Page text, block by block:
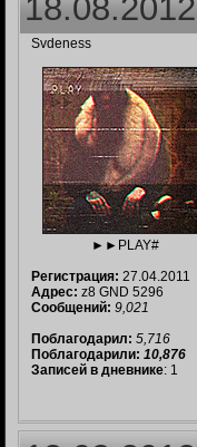
Svdeness
►►PLAY#
Регистрация: 27.04.2011
Адрес: z8 GND 5296
Сообщений: 9,021
Поблагодарил: 5,716
Поблагодарили: 10,876
Записей в дневнике: 1